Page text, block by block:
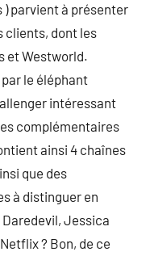
) parvient à présenter
clients, dont les
et Westworld.
le éléphant
intéressant
complémentaires
ainsi 4 chaînes
que des
à distinguer en
Jessica
? Bon, de ce